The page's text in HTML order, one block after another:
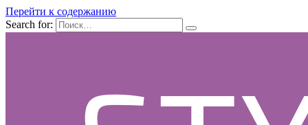
Перейти к содержанию
Search for: